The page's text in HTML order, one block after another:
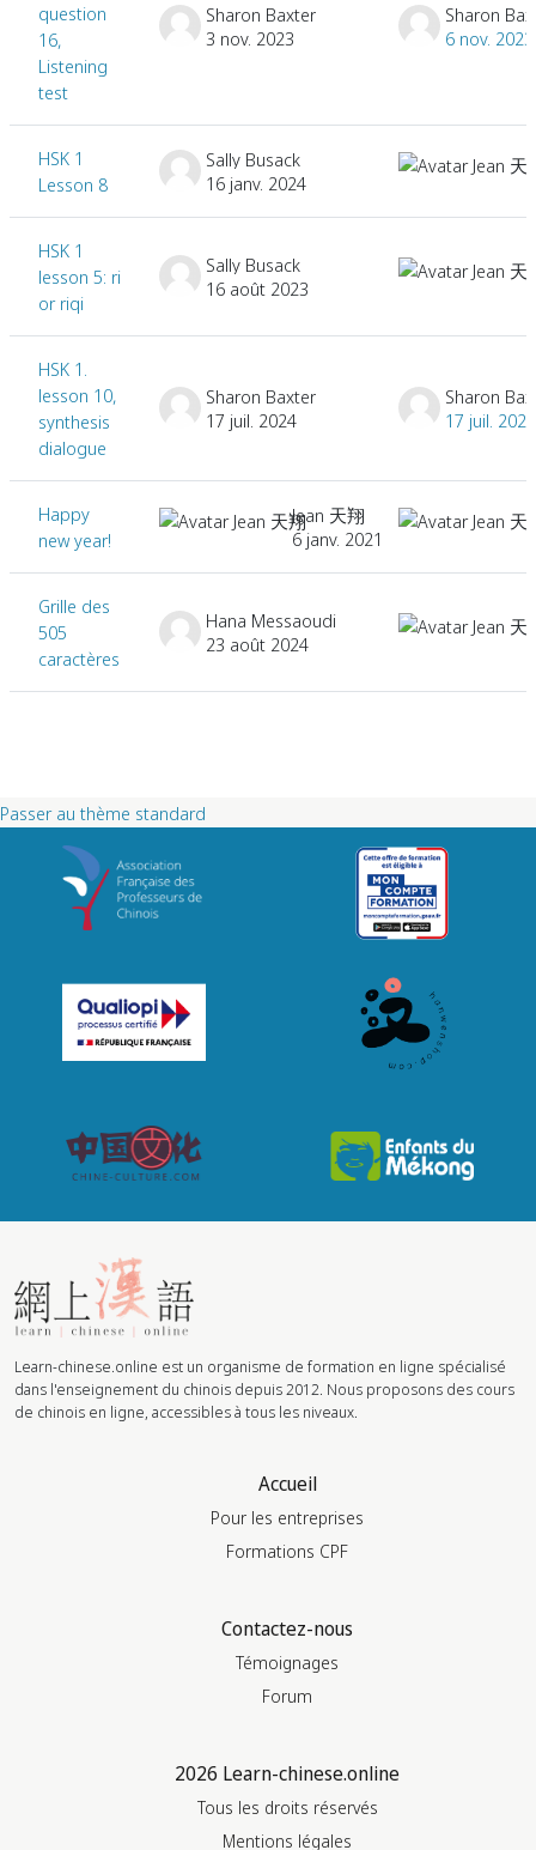
question
16,
Listening
test
Sharon Baxter
3 nov. 2023
Sharon
6 nov. 2023
HSK 1
Lesson 8
Sally Busack
16 janv. 2024
HSK 1
lesson 5: ri
or riqi
Sally Busack
16 août 2023
HSK 1.
lesson 10,
synthesis
dialogue
Sharon Baxter
17 juil. 2024
Sharon
17 juil. 2024
Happy
new year!
Jean 天翔
6 janv. 2021
Grille des
505
caractères
Hana Messaoudi
23 août 2024
Passer au thème standard
Learn-chinese.online est un organisme de formation en ligne spécialisé
dans l'enseignement du chinois depuis 2012. Nous proposons des cours
de chinois en ligne, accessibles à tous les niveaux.
Accueil
Pour les entreprises
Formations CPF
Contactez-nous
Témoignages
Forum
2026 Learn-chinese.online
Tous les droits réservés
Mentions légales